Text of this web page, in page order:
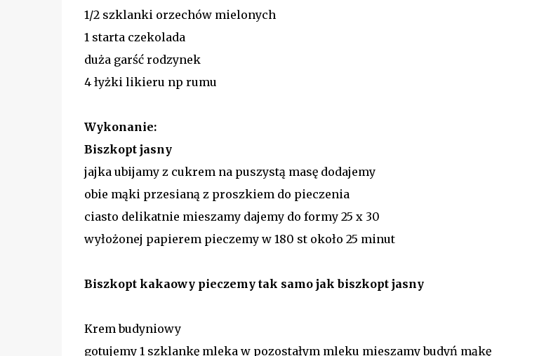
1/2 szklanki orzechów mielonych
1 starta czekolada
duża garść rodzynek
4 łyżki likieru np rumu
Wykonanie:
Biszkopt jasny
jajka ubijamy z cukrem na puszystą masę dodajemy
obie mąki przesianą z proszkiem do pieczenia
ciasto delikatnie mieszamy dajemy do formy 25 x 30
wyłożonej papierem pieczemy w 180 st około 25 minut
Biszkopt kakaowy pieczemy tak samo jak biszkopt jasny
Krem budyniowy
gotujemy 1 szklankę mleka w pozostałym mleku mieszamy budyń mąkę